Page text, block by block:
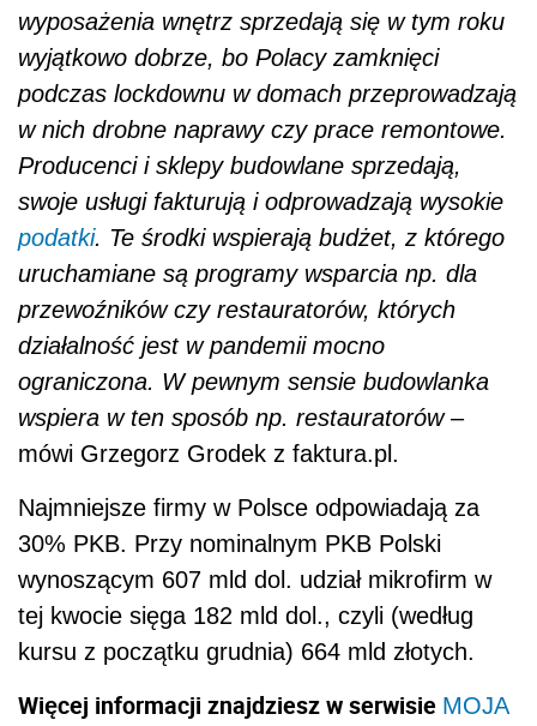
wyposażenia wnętrz sprzedają się w tym roku
wyjątkowo dobrze, bo Polacy zamknięci
podczas lockdownu w domach przeprowadzają
w nich drobne naprawy czy prace remontowe.
Producenci i sklepy budowlane sprzedają,
swoje usługi fakturują i odprowadzają wysokie
podatki. Te środki wspierają budżet, z którego
uruchamiane są programy wsparcia np. dla
przewoźników czy restauratorów, których
działalność jest w pandemii mocno
ograniczona. W pewnym sensie budowlanka
wspiera w ten sposób np. restauratorów–
mówi Grzegorz Grodek z faktura.pl.
Najmniejsze firmy w Polsce odpowiadają za
30% PKB. Przy nominalnym PKB Polski
wynoszącym 607 mld dol. udział mikrofirm w
tej kwocie sięga 182 mld dol., czyli (według
kursu z początku grudnia) 664 mld złotych.
Więcej informacji znajdziesz w serwisie MOJA